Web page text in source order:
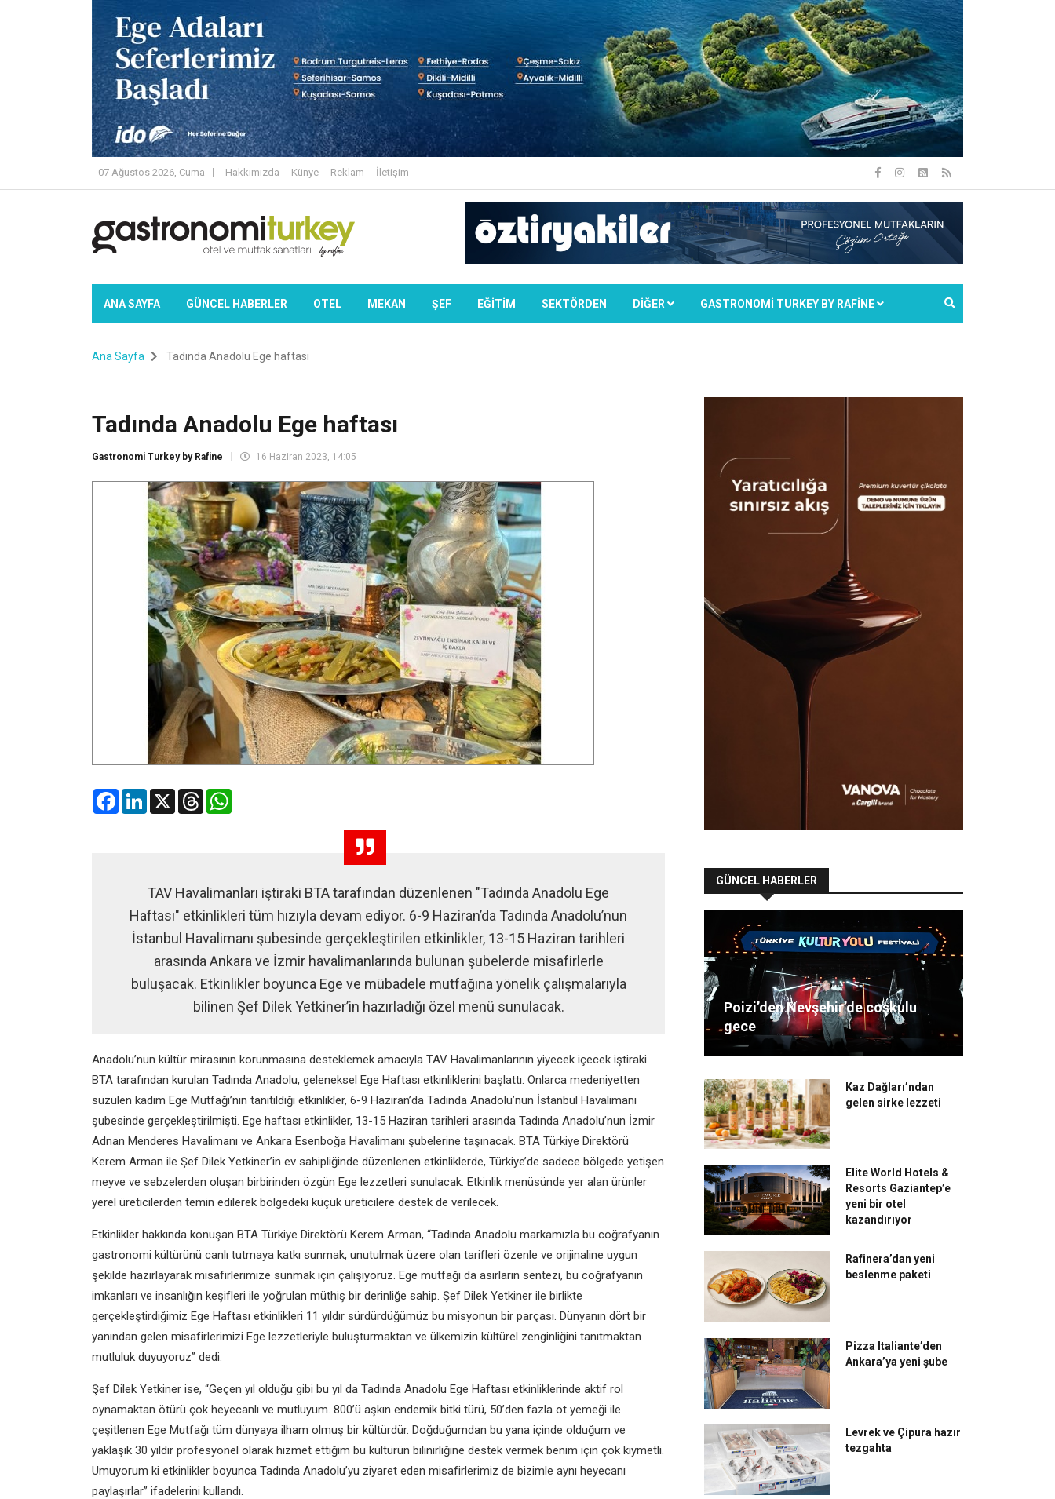
07 Ağustos 2026, Cuma Hakkımızda Künye Reklam İletişim
ANA SAYFA GÜNCEL HABERLER OTEL MEKAN ŞEF EĞİTİM SEKTÖRDEN DIĞER GASTRONOMİ TURKEY BY RAFİNE
Ana Sayfa Tadında Anadolu Ege haftası
Tadında Anadolu Ege haftası
Gastronomi Turkey by Rafine 16 Haziran 2023, 14:05
FacebookLinkedIn
X Threads
TAV Havalimanları iştiraki BTA tarafından düzenlenen "Tadında Anadolu Ege
Haftası" etkinlikleri tüm hızıyla devam ediyor. 6-9 Haziran’da Tadında Anadolu’nun
İstanbul Havalimanı şubesinde gerçekleştirilen etkinlikler, 13-15 Haziran tarihleri
arasında Ankara ve İzmir havalimanlarında bulunan şubelerde misafirlerle
buluşacak. Etkinlikler boyunca Ege ve mübadele mutfağına yönelik çalışmalarıyla
bilinen Şef Dilek Yetkiner’in hazırladığı özel menü sunulacak.
Anadolu’nun kültür mirasının korunmasına desteklemek amacıyla TAV Havalimanlarının yiyecek içecek iştiraki
BTA tarafından kurulan Tadında Anadolu, geleneksel Ege Haftası etkinliklerini başlattı. Onlarca medeniyetten
süzülen kadim Ege Mutfağı’nın tanıtıldığı etkinlikler, 6-9 Haziran’da Tadında Anadolu’nun İstanbul Havalimanı
şubesinde gerçekleştirilmişti. Ege haftası etkinlikler, 13-15 Haziran tarihleri arasında Tadında Anadolu’nun İzmir
Adnan Menderes Havalimanı ve Ankara Esenboğa Havalimanı şubelerine taşınacak. BTA Türkiye Direktörü
Kerem Arman ile Şef Dilek Yetkiner’in ev sahipliğinde düzenlenen etkinliklerde, Türkiye’de sadece bölgede yetişen
meyve ve sebzelerden oluşan birbirinden özgün Ege lezzetleri sunulacak. Etkinlik menüsünde yer alan ürünler
yerel üreticilerden temin edilerek bölgedeki küçük üreticilere destek de verilecek.
Etkinlikler hakkında konuşan BTA Türkiye Direktörü Kerem Arman, “Tadında Anadolu markamızla bu coğrafyanın
gastronomi kültürünü canlı tutmaya katkı sunmak, unutulmak üzere olan tarifleri özenle ve orijinaline uygun
şekilde hazırlayarak misafirlerimize sunmak için çalışıyoruz. Ege mutfağı da asırların sentezi, bu coğrafyanın
imkanları ve insanlığın keşifleri ile yoğrulan müthiş bir derinliğe sahip. Şef Dilek Yetkiner ile birlikte
gerçekleştirdiğimiz Ege Haftası etkinlikleri 11 yıldır sürdürdüğümüz bu misyonun bir parçası. Dünyanın dört bir
yanından gelen misafirlerimizi Ege lezzetleriyle buluşturmaktan ve ülkemizin kültürel zenginliğini tanıtmaktan
mutluluk duyuyoruz” dedi.
Şef Dilek Yetkiner ise, “Geçen yıl olduğu gibi bu yıl da Tadında Anadolu Ege Haftası etkinliklerinde aktif rol
oynamaktan ötürü çok heyecanlı ve mutluyum. 800’ü aşkın endemik bitki türü, 50’den fazla ot yemeği ile
çeşitlenen Ege Mutfağı tüm dünyaya ilham olmuş bir kültürdür. Doğduğumdan bu yana içinde olduğum ve
yaklaşık 30 yıldır profesyonel olarak hizmet ettiğim bu kültürün bilinirliğine destek vermek benim için çok kıymetli.
Umuyorum ki etkinlikler boyunca Tadında Anadolu’yu ziyaret eden misafirlerimiz de bizimle aynı heyecanı
paylaşırlar” ifadelerini kullandı.
GÜNCEL HABERLER
Poizi’den Nevşehir’de coşkulu
gece
Kaz Dağları’ndan
gelen sirke lezzeti
Elite World Hotels &
Resorts Gaziantep’e
yeni bir otel
kazandırıyor
Rafinera’dan yeni
beslenme paketi
Pizza Italiante’den
Ankara’ya yeni şube
Levrek ve Çipura hazır
tezgahta